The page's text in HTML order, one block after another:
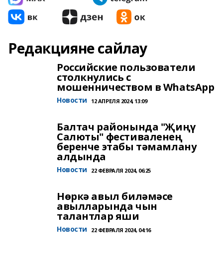
Редакцияне сайлау
Российские пользователи
столкнулись с
мошенничеством в WhatsApp
Новости 12 АПРЕЛЯ 2024, 13:09
Балтач районында "Җиңү
Салюты" фестиваленең
беренче этабы тәмамлану
алдында
Новости 22 ФЕВРАЛЯ 2024, 06:25
Нөркә авыл биләмәсе
авылларында чын
талантлар яши
Новости 22 ФЕВРАЛЯ 2024, 04:16